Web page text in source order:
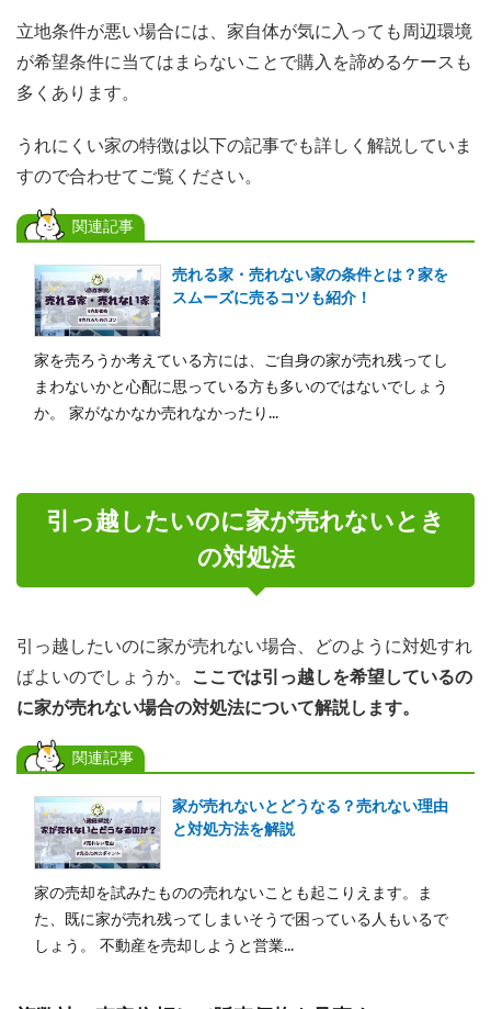
立地条件が悪い場合には、家自体が気に入っても周辺環境
が希望条件に当てはまらないことで購入を諦めるケースも
多くあります。
うれにくい家の特徴は以下の記事でも詳しく解説していま
すので合わせてご覧ください。
関連記事
売れる家・売れない家の条件とは？家を
スムーズに売るコツも紹介！
家を売ろうか考えている方には、ご自身の家が売れ残ってし
まわないかと心配に思っている方も多いのではないでしょう
か。 家がなかなか売れなかったり...
引っ越したいのに家が売れないとき
の対処法
引っ越したいのに家が売れない場合、どのように対処すれ
ばよいのでしょうか。
ここでは引っ越しを希望しているの
に家が売れない場合の対処法について解説します。
関連記事
家が売れないとどうなる？売れない理由
と対処方法を解説
家の売却を試みたものの売れないことも起こりえます。ま
た、既に家が売れ残ってしまいそうで困っている人もいるで
しょう。 不動産を売却しようと営業...